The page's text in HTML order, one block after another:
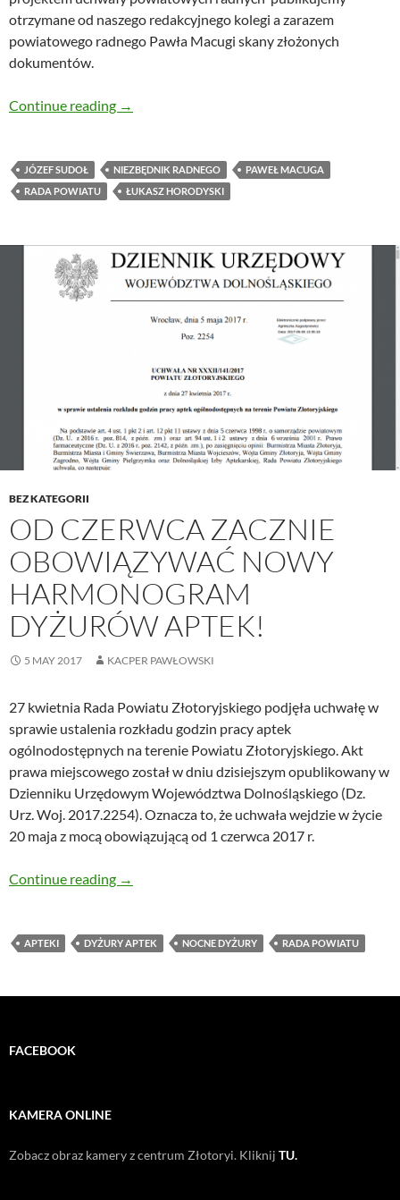
otrzymane od naszego redakcyjnego kolegi a zarazem
powiatowego radnego Pawła Macugi skany złożonych
dokumentów.
Continue reading Jak wygląda projekt uchwały powołującej
→
JÓZEF SUDOŁ NIEZBĘDNIK RADNEGO
PAWEŁ MACUGA
RADA POWIATU
ŁUKASZ HORODYSKI
BEZ KATEGORII
OD CZERWCA ZACZNIE
OBOWIĄZYWAĆ NOWY
HARMONOGRAM
DYŻURÓW APTEK!
5 MAY 2017 KACPER PAWŁOWSKI
27 kwietnia Rada Powiatu Złotoryjskiego podjęła uchwałę w
sprawie ustalenia rozkładu godzin pracy aptek
ogólnodostępnych na terenie Powiatu Złotoryjskiego. Akt
prawa miejscowego został w dniu dzisiejszym opublikowany w
Dzienniku Urzędowym Województwa Dolnośląskiego (Dz.
Urz. Woj. 2017.2254). Oznacza to, że uchwała wejdzie w życie
20 maja z mocą obowiązującą od 1 czerwca 2017 r.
Continue reading Od czerwca zacznie obowiązywać nowy
→
APTEKI DYŻURY APTEK NOCNE DYŻURY RADA POWIATU
FACEBOOK
KAMERA ONLINE
Zobacz obraz kamery z centrum Złotoryi. Kliknij TU.